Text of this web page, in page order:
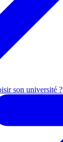
son université ?